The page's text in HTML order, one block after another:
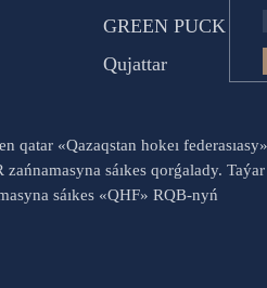
GREEN PUCK
Qujattar
qatar «Qazaqstan hokeı federasıasy»
sáıkes qorǵalady. Taýar
sáıkes «QHF» RQB-nyń